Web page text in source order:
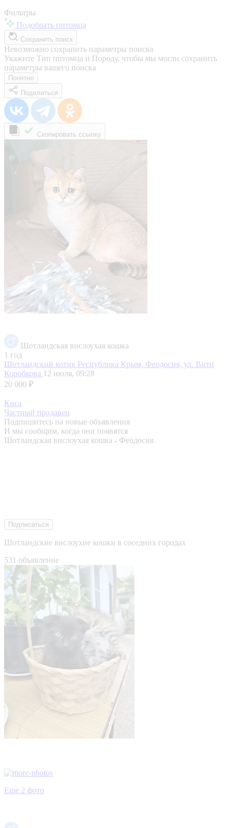
Фильтры
Подобрать питомца
Сохранить поиск
Невозможно сохранить параметры поиска
Укажите Тип питомца и Породу, чтобы мы могли сохранить
параметры вашего поиска
Понятно
Поделиться
Скопировать ссылку
Шотландская вислоухая кошка
1 год
Шотландский котик Республика Крым, Феодосия, ул. Вити
Коробкова 12 июля, 09:28
20 000 ₽
Киса
Частный продавец
Подпишитесь на новые объявления
И мы сообщим, когда они появятся
Шотландская вислоухая кошка - Феодосия
Подписаться
Шотландские вислоухие кошки в соседних городах
531 объявление
Еще 2 фото